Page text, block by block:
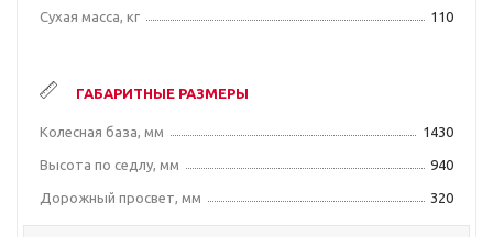
Сухая масса, кг 110
ГАБАРИТНЫЕ РАЗМЕРЫ
Колесная база, мм 1430
Высота по седлу, мм 940
Дорожный просвет, мм 320